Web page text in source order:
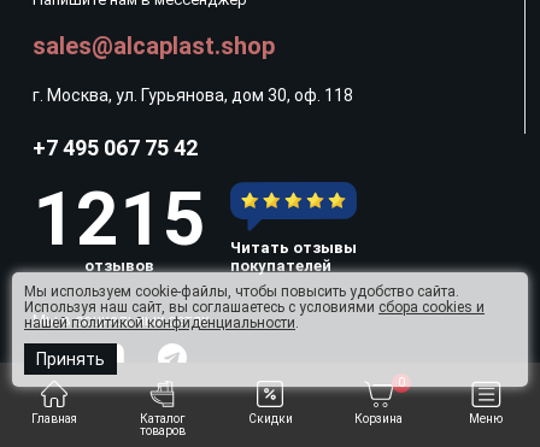
Главная
Каталог
товаров
Скидки Корзина
0
Меню
sales@alcaplast.shop
г. Москва, ул. Гурьянова, дом 30, оф. 118
+7 495 067 75 42
1215
отзывов
Читать отзывы
покупателей
Мы в социальных сетях
Принимаем к оплате
Мы используем cookie-файлы, чтобы повысить удобство сайта.
Используя наш сайт, вы соглашаетесь с условиями сбора cookies и
нашей политикой конфиденциальности.
Принять